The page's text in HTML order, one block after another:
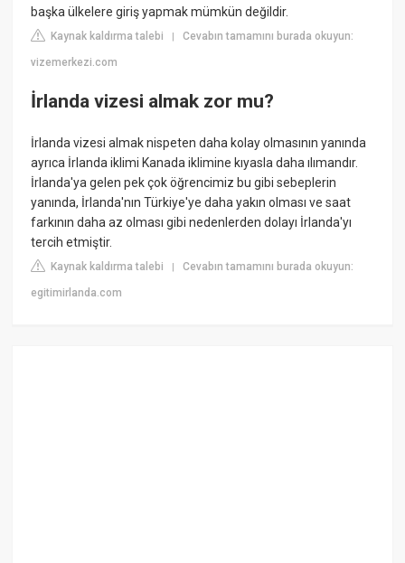
başka ülkelere giriş yapmak mümkün değildir.
Kaynak kaldırma talebi |Cevabın tamamını burada okuyun:
vizemerkezi.com
İrlanda vizesi almak zor mu?
İrlanda vizesi almak nispeten daha kolay olmasının yanında
ayrıca İrlanda iklimi Kanada iklimine kıyasla daha ılımandır.
İrlanda'ya gelen pek çok öğrencimiz bu gibi sebeplerin
yanında, İrlanda'nın Türkiye'ye daha yakın olması ve saat
farkının daha az olması gibi nedenlerden dolayı İrlanda'yı
tercih etmiştir.
Kaynak kaldırma talebi |Cevabın tamamını burada okuyun:
egitimirlanda.com